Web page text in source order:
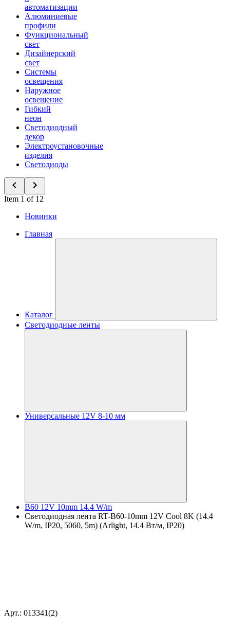
автоматизации
Алюминиевые
профили
Функциональный
свет
Дизайнерский
свет
Системы
освещения
Наружное
освещение
Гибкий
неон
Светодиодный
декор
Электроустановочные
изделия
Светодиоды
Item 1 of 12
Новинки
Главная
Каталог
Светодиодные ленты
Универсальные 12V 8-10 мм
B60 12V 10mm 14.4 W/m
Светодиодная лента RT-B60-10mm 12V Cool 8K (14.4
W/m, IP20, 5060, 5m) (Arlight, 14.4 Вт/м, IP20)
Арт.: 013341(2)